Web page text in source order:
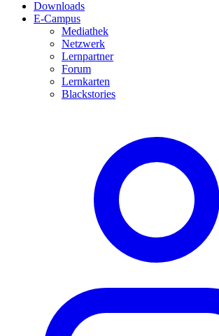
Downloads
E-Campus
Mediathek
Netzwerk
Lernpartner
Forum
Lernkarten
Blackstories